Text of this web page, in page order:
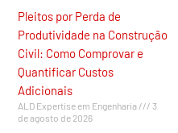
Pleitos por Perda de
Produtividade na Construção
Civil: Como Comprovar e
Quantificar Custos
Adicionais
ALD Expertise em Engenharia
3
de agosto de 2026